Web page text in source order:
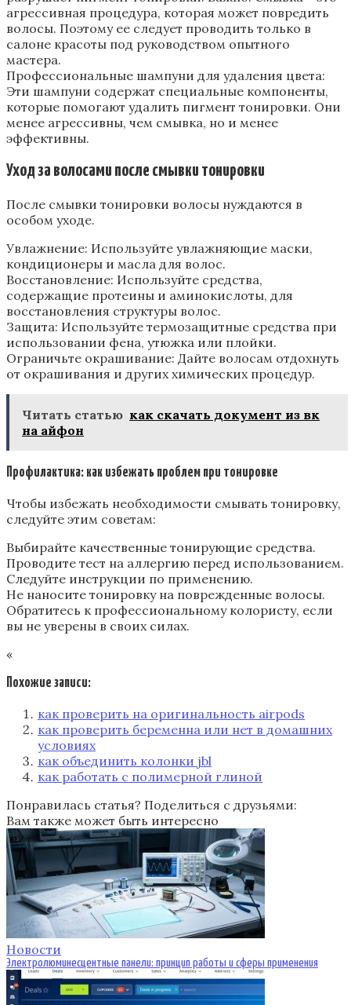
агрессивная процедура‚ которая может повредить
волосы. Поэтому ее следует проводить только в
салоне красоты под руководством опытного
мастера.
Профессиональные шампуни для удаления цвета:
Эти шампуни содержат специальные компоненты‚
которые помогают удалить пигмент тонировки. Они
менее агрессивны‚ чем смывка‚ но и менее
эффективны.
Уход за волосами после смывки тонировки
После смывки тонировки волосы нуждаются в
особом уходе.
Увлажнение: Используйте увлажняющие маски‚
кондиционеры и масла для волос.
Восстановление: Используйте средства‚
содержащие протеины и аминокислоты‚ для
восстановления структуры волос.
Защита: Используйте термозащитные средства при
использовании фена‚ утюжка или плойки.
Ограничьте окрашивание: Дайте волосам отдохнуть
от окрашивания и других химических процедур.
Читать статью как скачать документ из вк
на айфон
Профилактика: как избежать проблем при тонировке
Чтобы избежать необходимости смывать тонировку‚
следуйте этим советам:
Выбирайте качественные тонирующие средства.
Проводите тест на аллергию перед использованием.
Следуйте инструкции по применению.
Не наносите тонировку на поврежденные волосы.
Обратитесь к профессиональному колористу‚ если
вы не уверены в своих силах.
«
Похожие записи:
как проверить на оригинальность airpods
как проверить беременна или нет в домашних
условиях
как объединить колонки jbl
как работать с полимерной глиной
Понравилась статья? Поделиться с друзьями:
Вам также может быть интересно
Новости
Электролюминесцентные панели: принцип работы и сферы применения